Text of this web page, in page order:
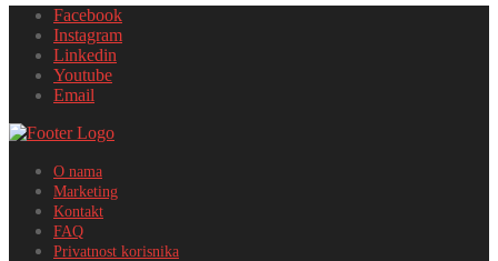
Facebook
Instagram
Linkedin
Youtube
Email
O nama
Marketing
Kontakt
FAQ
Privatnost korisnika